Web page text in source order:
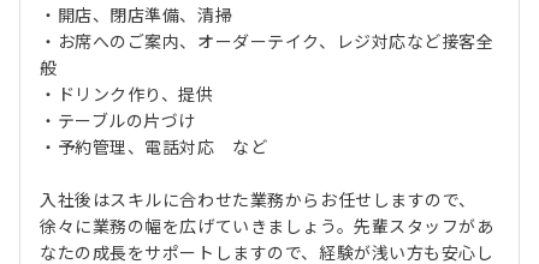
・開店、閉店準備、清掃
・お席へのご案内、オーダーテイク、レジ対応など接客全
般
・ドリンク作り、提供
・テーブルの片づけ
・予約管理、電話対応 など
入社後はスキルに合わせた業務からお任せしますので、
徐々に業務の幅を広げていきましょう。先輩スタッフがあ
なたの成長をサポートしますので、経験が浅い方も安心し